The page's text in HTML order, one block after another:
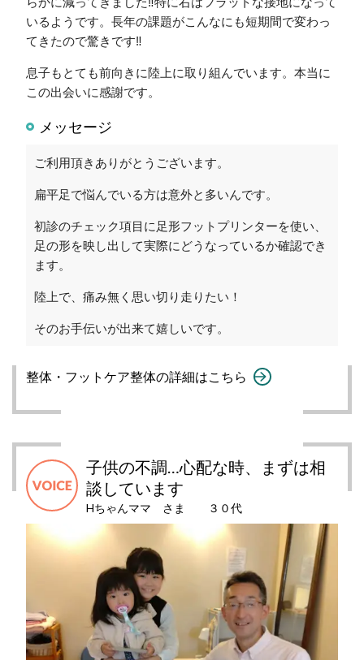
いるようです。長年の課題がこんなにも短期間で変わっ
てきたので驚きです‼
息子もとても前向きに陸上に取り組んでいます。本当に
この出会いに感謝です。
メッセージ
ご利用頂きありがとうございます。
扁平足で悩んでいる方は意外と多いんです。
初診のチェック項目に足形フットプリンターを使い、
足の形を映し出して実際にどうなっているか確認でき
ます。
陸上で、痛み無く思い切り走りたい！
そのお手伝いが出来て嬉しいです。
整体・フットケア整体の詳細はこちら
子供の不調…心配な時、まずは相
談しています
Hちゃんママ さま ３０代